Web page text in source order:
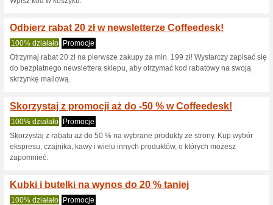
Aktualne rabaty i
Kod rabatowy -15 %
Coffeedesk.pl
100% działało Kupon